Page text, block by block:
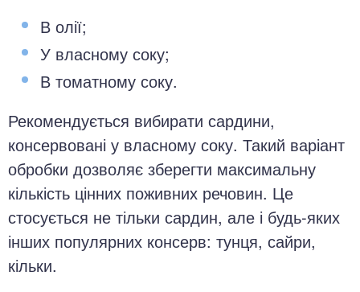
В олії;
У власному соку;
В томатному соку.
Рекомендується вибирати сардини,
консервовані у власному соку. Такий варіант
обробки дозволяє зберегти максимальну
кількість цінних поживних речовин. Це
стосується не тільки сардин, але і будь-яких
інших популярних консерв: тунця, сайри,
кільки.